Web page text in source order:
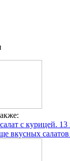
с курицей.
вкусных